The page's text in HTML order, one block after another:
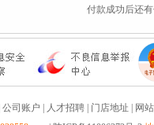
付款成功后还
公司账户 人才招聘 门店地址 网